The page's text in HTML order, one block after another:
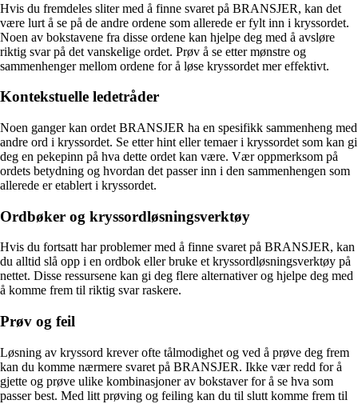
Hvis du fremdeles sliter med å finne svaret på BRANSJER, kan det
være lurt å se på de andre ordene som allerede er fylt inn i kryssordet.
Noen av bokstavene fra disse ordene kan hjelpe deg med å avsløre
riktig svar på det vanskelige ordet. Prøv å se etter mønstre og
sammenhenger mellom ordene for å løse kryssordet mer effektivt.
Kontekstuelle ledetråder
Noen ganger kan ordet BRANSJER ha en spesifikk sammenheng med
andre ord i kryssordet. Se etter hint eller temaer i kryssordet som kan gi
deg en pekepinn på hva dette ordet kan være. Vær oppmerksom på
ordets betydning og hvordan det passer inn i den sammenhengen som
allerede er etablert i kryssordet.
Ordbøker og kryssordløsningsverktøy
Hvis du fortsatt har problemer med å finne svaret på BRANSJER, kan
du alltid slå opp i en ordbok eller bruke et kryssordløsningsverktøy på
nettet. Disse ressursene kan gi deg flere alternativer og hjelpe deg med
å komme frem til riktig svar raskere.
Prøv og feil
Løsning av kryssord krever ofte tålmodighet og ved å prøve deg frem
kan du komme nærmere svaret på BRANSJER. Ikke vær redd for å
gjette og prøve ulike kombinasjoner av bokstaver for å se hva som
passer best. Med litt prøving og feiling kan du til slutt komme frem til